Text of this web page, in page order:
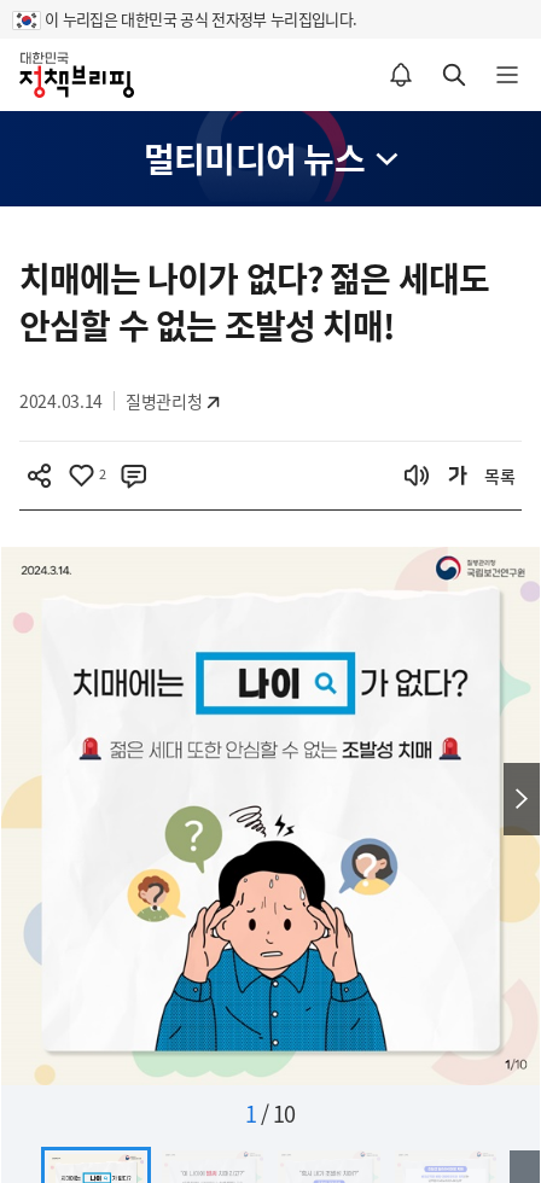
이 누리집은 대한민국 공식 전자정부 누리집입니다.
홈
알림설정 바로가기 검색 바로가기 메뉴 열기
멀티미디어 뉴스
텐
츠
영
치매에는 나이가 없다? 젊은 세대도
안심할 수 없는 조발성 치매!
2024.03.14 질병관리청
2 목록
1/10